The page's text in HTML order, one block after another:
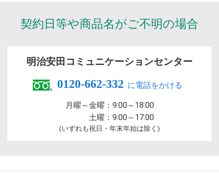
契約日等や商品名がご不明の場合
明治安田 コミュニケーションセンター
0120-662-332
月曜～金曜： 9:00～18:00
土曜： 9:00～17:00
(いずれも祝日・年末年始は除く)